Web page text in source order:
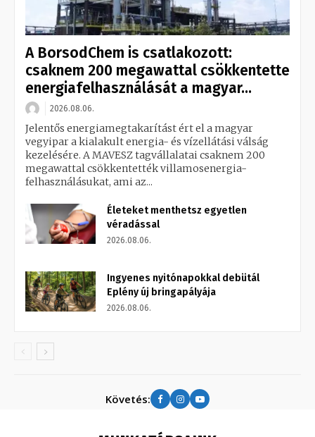
A BorsodChem is csatlakozott:
csaknem 200 megawattal csökkentette
energiafelhasználását a magyar...
2026.08.06.
Jelentős energiamegtakarítást ért el a magyar
vegyipar a kialakult energia- és vízellátási válság
kezelésére. A MAVESZ tagvállalatai csaknem 200
megawattal csökkentették villamosenergia-
felhasználásukat, ami az...
Életeket menthetsz egyetlen
véradással
2026.08.06.
Ingyenes nyitónapokkal debütál
Eplény új bringapályája
2026.08.06.
Követés: